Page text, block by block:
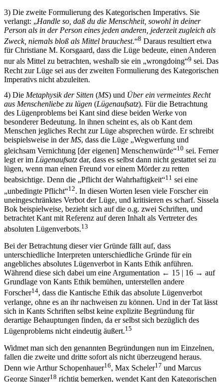
3) Die zweite Formulierung des Kategorischen Imperativs. Sie
verlangt: „Handle so, daß du die Menschheit, sowohl in deiner
Person als in der Person eines jeden anderen, jederzeit zugleich als
Zweck, niemals bloß als Mittel brauchest.“8 Daraus resultiert etwa
für Christiane M. Korsgaard, dass die Lüge bedeute, einen Anderen
nur als Mittel zu betrachten, weshalb sie ein „wrongdoing“9 sei. Das
Recht zur Lüge sei aus der zweiten Formulierung des Kategorischen
Imperativs nicht abzuleiten.
4) Die Metaphysik der Sitten (MS) und Über ein vermeintes Recht
aus Menschenliebe zu lügen (Lügenaufsatz). Für die Betrachtung
des Lügenproblems bei Kant sind diese beiden Werke von
besonderer Bedeutung. In ihnen scheint es, als ob Kant dem
Menschen jegliches Recht zur Lüge absprechen würde. Er schreibt
beispielsweise in der MS, dass die Lüge „Wegwerfung und
gleichsam Vernichtung [der eigenen] Menschenwürde“10 sei. Ferner
legt er im Lügenaufsatz dar, dass es selbst dann nicht gestattet sei zu
lügen, wenn man einen Freund vor einem Mörder zu retten
beabsichtige. Denn die „Pflicht der Wahrhaftigkeit“11 sei eine
„unbedingte Pflicht“12. In diesen Worten lesen viele Forscher ein
uneingeschränktes Verbot der Lüge, und kritisieren es scharf. Sissela
Bok beispielweise, bezieht sich auf die o.g. zwei Schriften, und
betrachtet Kant mit Referenz auf deren Inhalt als Vertreter des
absoluten Lügenverbots.13
Bei der Betrachtung dieser vier Gründe fällt auf, dass
unterschiedliche Interpreten unterschiedliche Gründe für ein
angebliches absolutes Lügenverbot in Kants Ethik anführen.
Während diese sich dabei um eine Argumentation ← 15 | 16 → auf
Grundlage von Kants Ethik bemühen, unterstellen andere
Forscher14, dass die Kantische Ethik das absolute Lügenverbot
verlange, ohne es an ihr nachweisen zu können. Und in der Tat lässt
sich in Kants Schriften selbst keine explizite Begründung für
derartige Behauptungen finden, da er selbst sich bezüglich des
Lügenproblems nicht eindeutig äußert.15
Widmet man sich den genannten Begründungen nun im Einzelnen,
fallen die zweite und dritte sofort als nicht überzeugend heraus.
Denn wie Arthur Schopenhauer16, Max Scheler17 und Marcus
George Singer18 richtig bemerken, wendet Kant den Kategorischen